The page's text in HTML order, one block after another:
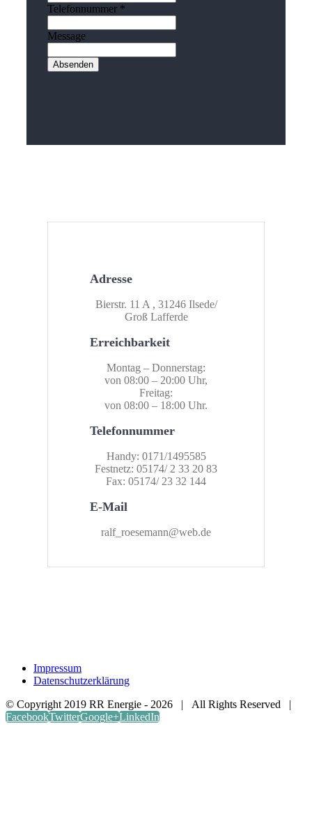
Telefonnummer *
Message
Absenden
Adresse
Bierstr. 11 A , 31246 Ilsede/
Groß Lafferde
Erreichbarkeit
Montag – Donnerstag:
von 08:00 – 20:00 Uhr,
Freitag:
von 08:00 – 18:00 Uhr.
Telefonnummer
Handy: 0171/1495585
Festnetz: 05174/ 2 33 20 83
Fax: 05174/ 23 32 144
E-Mail
ralf_roesemann@web.de
Impressum
Datenschutzerklärung
© Copyright 2019 RR Energie - 2026 | All Rights Reserved |
FacebookTwitterGoogle+LinkedIn